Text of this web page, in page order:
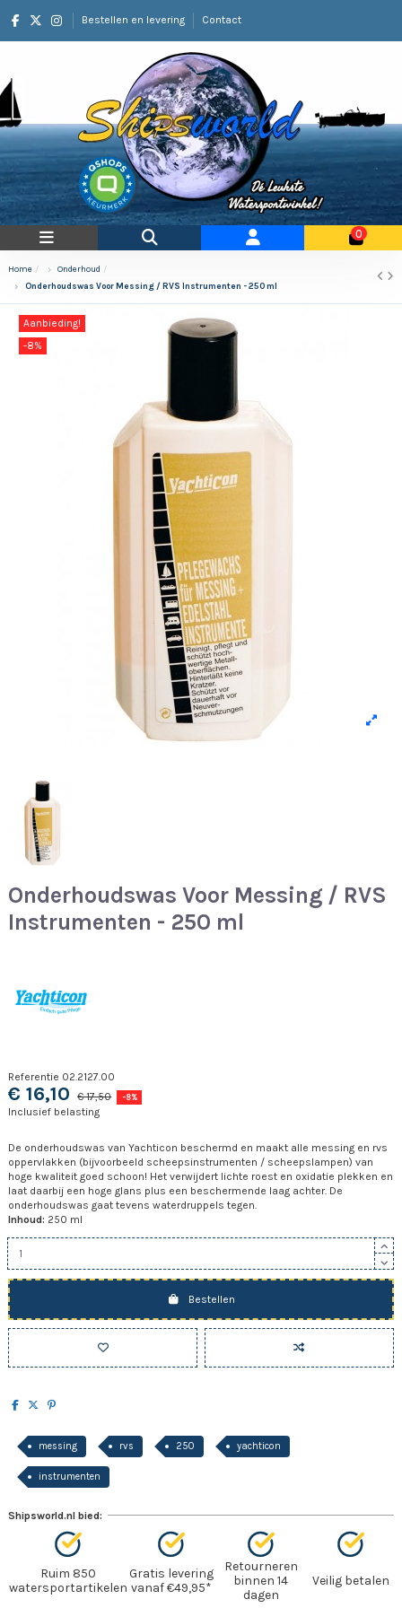
Bestellen en levering Contact
0
Home
Onderhoud
Onderhoudswas Voor Messing / RVS Instrumenten - 250 ml
Aanbieding!
-8%
Onderhoudswas Voor Messing / RVS
Instrumenten - 250 ml
Referentie 02.2127.00
€ 16,10 € 17,50 -8%
Inclusief belasting
De onderhoudswas van Yachticon beschermd en maakt alle messing en rvs
oppervlakken (bijvoorbeeld scheepsinstrumenten / scheepslampen) van
hoge kwaliteit goed schoon! Het verwijdert lichte roest en oxidatie plekken en
laat daarbij een hoge glans plus een beschermende laag achter. De
onderhoudswas gaat tevens waterdruppels tegen.
Inhoud: 250 ml
Bestellen
messing rvs 250 yachticon
instrumenten
Shipsworld.nl bied:
Ruim 850
watersportartikelen
Gratis levering
vanaf €49,95*
Retourneren
binnen 14
dagen
Veilig betalen